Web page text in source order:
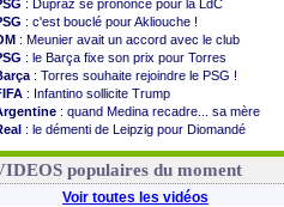
: Dupraz se prononce pour la LdC
: c'est bouclé pour Akliouche !
: Meunier avait un accord avec le club
: le Barça fixe son prix pour Torres
: Torres souhaite rejoindre le PSG !
: Infantino sollicite Trump
: quand Medina recadre... sa mère
: le démenti de Leipzig pour Diomandé
: le conseiller d'Infantino démissionne !
populaires du moment
Voir toutes les vidéos